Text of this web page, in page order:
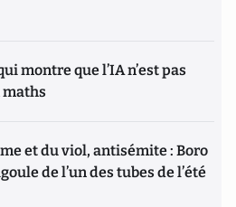
montre que l’IA n’est pas
maths
et du viol, antisémite : Boro
de l’un des tubes de l’été